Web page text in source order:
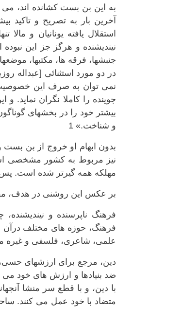
به این بن بست کشانده اند، می
آخرین بار به تصریح و تاکید
استقلال یافته یونانیان و
نیندیشنده و هرگز جز این
جنبشها، فرقه ها، مکتبها،
در دو مورد استثنائی [عبداله
نمی توان به صرف این
جوینده را کاملا نگران
بیشتر خود را در بخشهای
و شناخت.» 1
بدون ابهام او خروج از بن
نیز مربوط به کشور مشخصی
مهلکه همه گیرتر شده است. پس
بر عکس این روشنی در هدف،
فرهنگ ناپرسنده و
فرهنگ، حوزه های مختلف درآن
علمی، شاعری، فلسفی و غیره
دین، مرجع برای ارزشهای
ضد بنیادها و ارزش های خود می
با دین، و با قطع سر منشا
متضاد با خود عمل می کنند.